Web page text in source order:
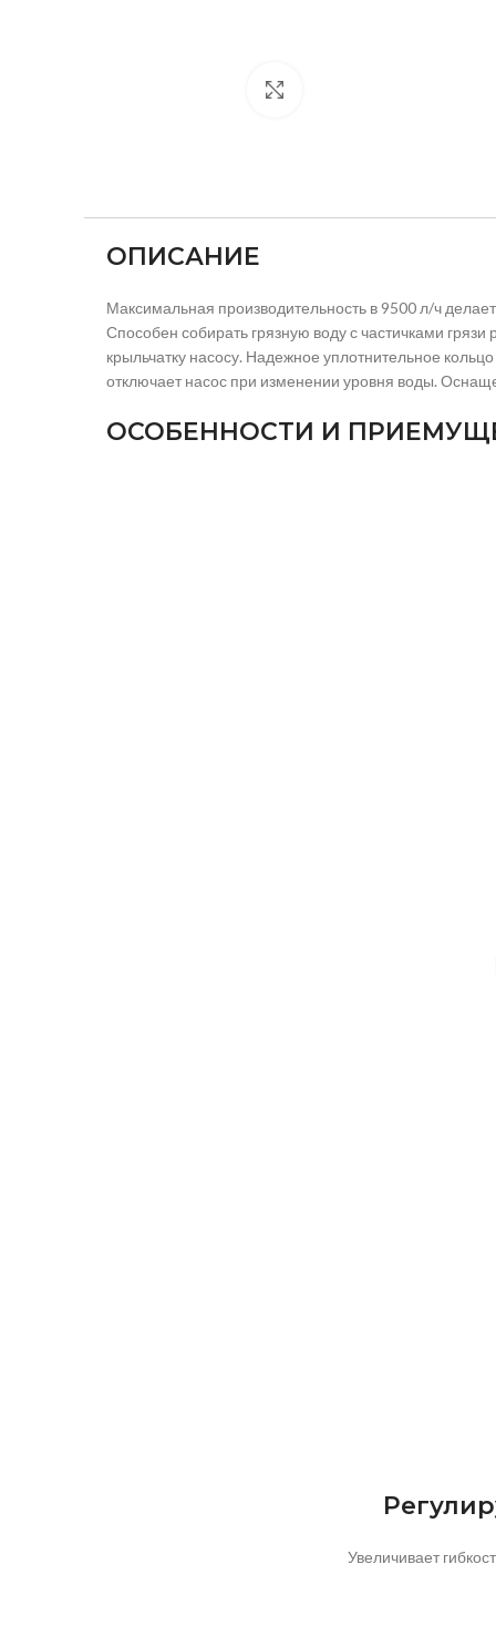
ОПИСАНИЕ
Максимальная производительность в 9500 л/ч
Способен собирать грязную воду с частичками
крыльчатку насосу. Надежное уплотнительное
отключает насос при изменении уровня воды.
ОСОБЕННОСТИ И
Увеличивает